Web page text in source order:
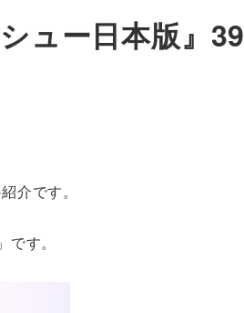
ュー日本版』
介です。
す。